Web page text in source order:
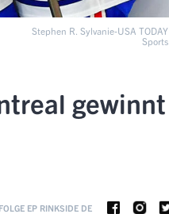
Stephen R. Sylvanie-USA TODAY
Sports
gewinnt
FOLGE EP RINKSIDE DE